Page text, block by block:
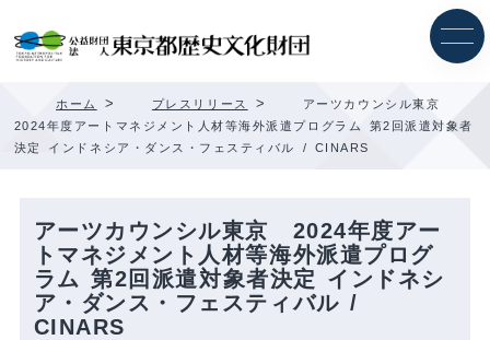
ッ
プ
ホーム > プレスリリース >
アーツカウンシル東京
2024年度アートマネジメント人材等海外派遣プログラム 第2回派遣対象者
決定 インドネシア・ダンス・フェスティバル / CINARS
アーツカウンシル東京 2024年度アー
トマネジメント人材等海外派遣プログ
ラム 第2回派遣対象者決定 インドネシ
ア・ダンス・フェスティバル /
CINARS